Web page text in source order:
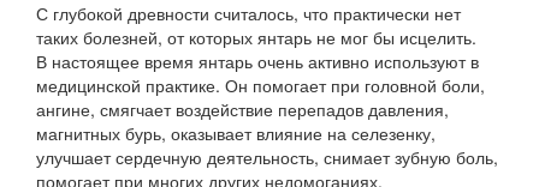
С глубокой древности считалось, что практически нет
таких болезней, от которых янтарь не мог бы исцелить.
В настоящее время янтарь очень активно используют в
медицинской практике. Он помогает при головной боли,
ангине, смягчает воздействие перепадов давления,
магнитных бурь, оказывает влияние на селезенку,
улучшает сердечную деятельность, снимает зубную боль,
помогает при многих других недомоганиях.